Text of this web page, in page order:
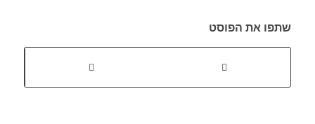
שתפו את הפוסט